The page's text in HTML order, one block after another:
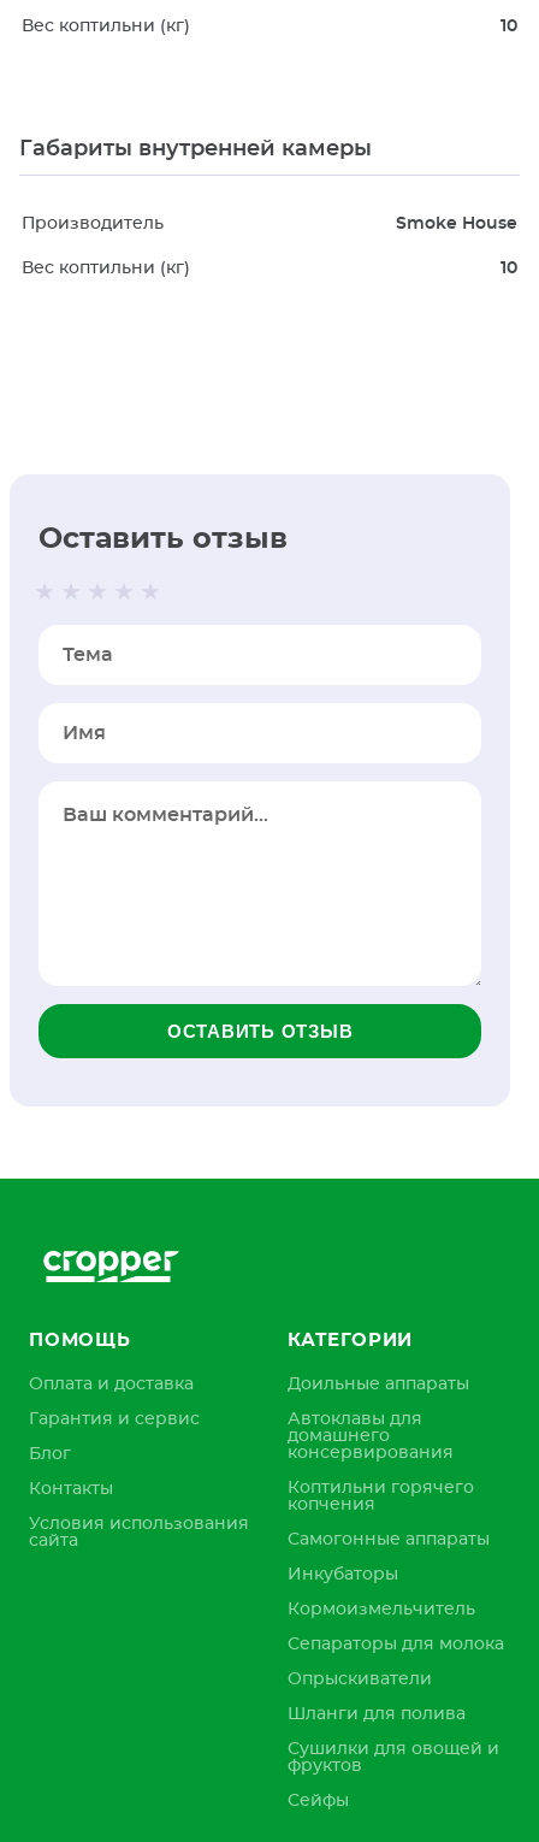
Вес коптильни (кг) 10
Габариты внутренней камеры
Производитель Smoke House
Вес коптильни (кг) 10
Оставить отзыв
Тема
Имя
ОСТАВИТЬ ОТЗЫВ
ПОМОЩЬ
Оплата и доставка
Гарантия и сервис
Блог
Контакты
Условия использования
сайта
КАТЕГОРИИ
Доильные аппараты
Автоклавы для
домашнего
консервирования
Коптильни горячего
копчения
Самогонные аппараты
Инкубаторы
Кормоизмельчитель
Сепараторы для молока
Опрыскиватели
Шланги для полива
Сушилки для овощей и
фруктов
Сейфы